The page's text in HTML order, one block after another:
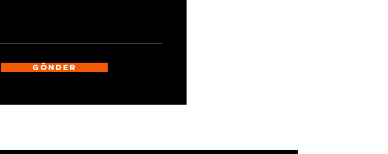
GÖNDER